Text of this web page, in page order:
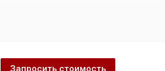
Запросить стоимость